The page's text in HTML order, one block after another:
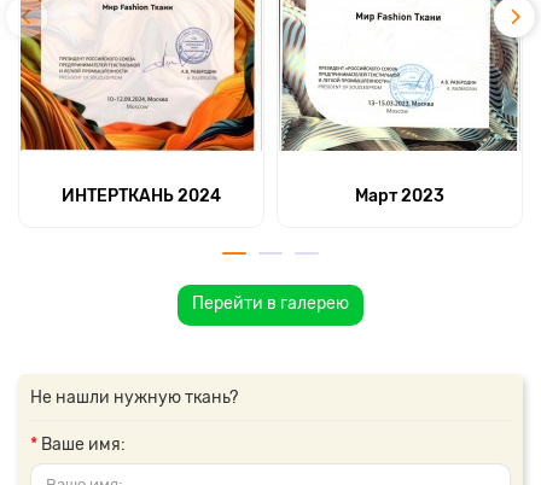
ИНТЕРТКАНЬ 2024 Март 2023
Перейти в галерею
Не нашли нужную ткань?
Ваше имя: